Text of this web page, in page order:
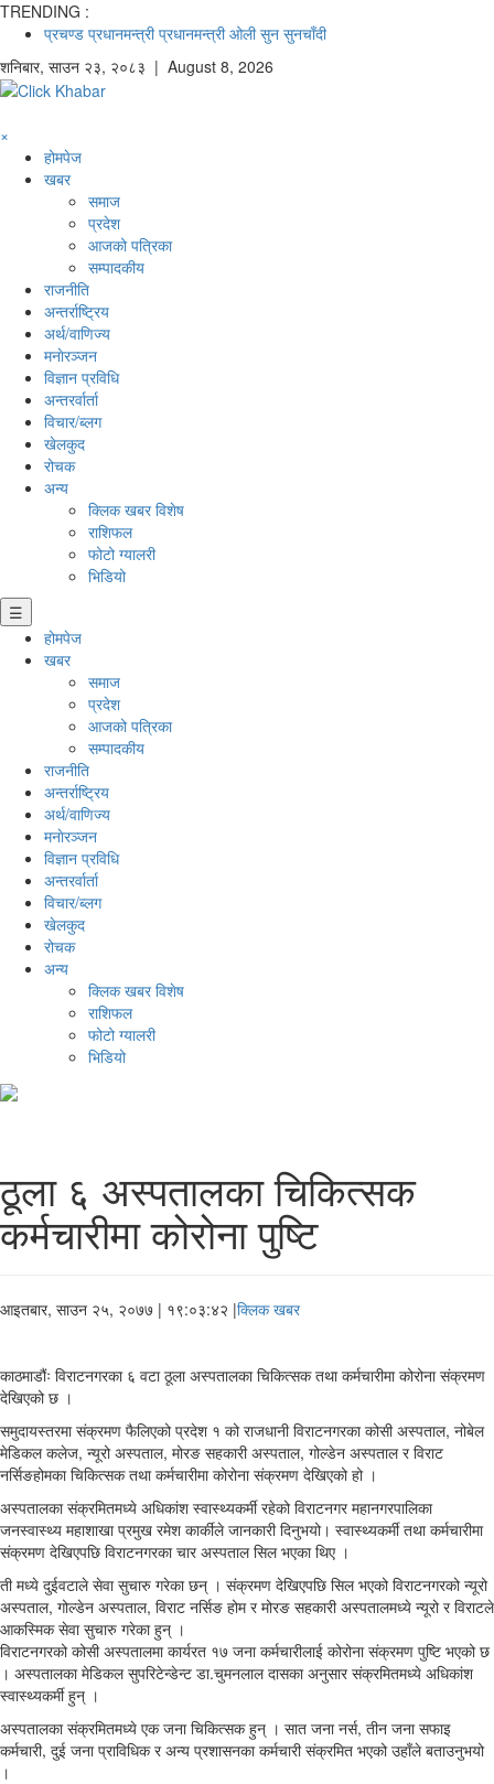
TRENDING :
प्रचण्ड प्रधानमन्त्री प्रधानमन्त्री ओली सुन सुनचाँदी
शनिबार, साउन २३, २०८३ | August 8, 2026
×
होमपेज
खबर
समाज
प्रदेश
आजको पत्रिका
सम्पादकीय
राजनीति
अन्तर्राष्ट्रिय
अर्थ/वाणिज्य
मनाेरञ्जन
विज्ञान प्रविधि
अन्तरर्वार्ता
विचार/ब्लग
खेलकुद
रोचक
अन्य
क्लिक खबर विशेष
राशिफल
फोटो ग्यालरी
भिडियो
☰
होमपेज
खबर
समाज
प्रदेश
आजको पत्रिका
सम्पादकीय
राजनीति
अन्तर्राष्ट्रिय
अर्थ/वाणिज्य
मनाेरञ्जन
विज्ञान प्रविधि
अन्तरर्वार्ता
विचार/ब्लग
खेलकुद
रोचक
अन्य
क्लिक खबर विशेष
राशिफल
फोटो ग्यालरी
भिडियो
ठूला ६ अस्पतालका चिकित्सक
कर्मचारीमा कोरोना पुष्टि
आइतबार, साउन २५, २०७७ | १९:०३:४२ |क्लिक खबर
काठमाडौंः विराटनगरका ६ वटा ठूला अस्पतालका चिकित्सक तथा कर्मचारीमा कोरोना संक्रमण
देखिएको छ ।
समुदायस्तरमा संक्रमण फैलिएको प्रदेश १ को राजधानी विराटनगरका कोसी अस्पताल, नोबेल
मेडिकल कलेज, न्यूरो अस्पताल, मोरङ सहकारी अस्पताल, गोल्डेन अस्पताल र विराट
नर्सिङहोमका चिकित्सक तथा कर्मचारीमा कोरोना संक्रमण देखिएको हो ।
अस्पतालका संक्रमितमध्ये अधिकांश स्वास्थ्यकर्मी रहेको विराटनगर महानगरपालिका
जनस्वास्थ्य महाशाखा प्रमुख रमेश कार्कीले जानकारी दिनुभयो। स्वास्थ्यकर्मी तथा कर्मचारीमा
संक्रमण देखिएपछि विराटनगरका चार अस्पताल सिल भएका थिए ।
ती मध्ये दुईवटाले सेवा सुचारु गरेका छन् । संक्रमण देखिएपछि सिल भएको विराटनगरको न्यूरो
अस्पताल, गोल्डेन अस्पताल, विराट नर्सिङ होम र मोरङ सहकारी अस्पतालमध्ये न्यूरो र विराटले
आकस्मिक सेवा सुचारु गरेका हुन् ।
विराटनगरको कोसी अस्पतालमा कार्यरत १७ जना कर्मचारीलाई कोरोना संक्रमण पुष्टि भएको छ
। अस्पतालका मेडिकल सुपरिटेन्डेन्ट डा.चुमनलाल दासका अनुसार संक्रमितमध्ये अधिकांश
स्वास्थ्यकर्मी हुन् ।
अस्पतालका संक्रमितमध्ये एक जना चिकित्सक हुन् । सात जना नर्स, तीन जना सफाइ
कर्मचारी, दुई जना प्राविधिक र अन्य प्रशासनका कर्मचारी संक्रमित भएको उहाँले बताउनुभयो
।